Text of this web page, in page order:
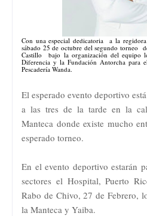
Con una especial dedicatoria a la
sábado 25 de octubre del segundo torneo
Castillo bajo la organización del equipo
Diferencia y la Fundación Antorcha para
Pescadería Wanda.
El esperado evento deportivo
a las tres de la tarde en la
Manteca donde existe mucho
esperado torneo.
En el evento deportivo estarán
sectores el Hospital, Puerto
Rabo de Chivo, 27 de Febrero,
la Manteca y Yaiba.